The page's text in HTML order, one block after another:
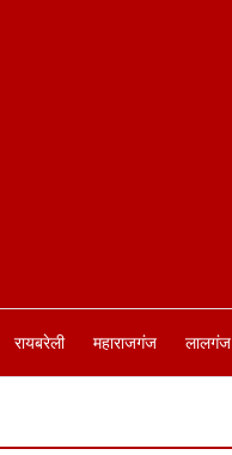
रायबरेली महाराजगंज लालगंज